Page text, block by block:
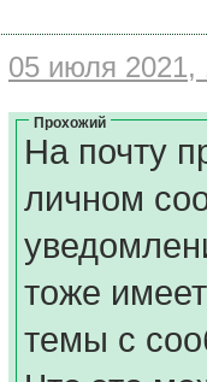
05 июля 2021,
Прохожий
На почту
личном
тоже
темы с